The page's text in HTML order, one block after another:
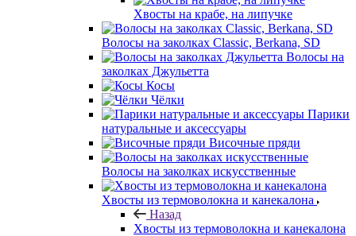
Хвосты на крабе, на липучке
Волосы на заколках Classic, Berkana, SD
Волосы на
заколках Джульетта
Косы
Чёлки
Парики
натуральные и аксессуары
Височные пряди
Волосы на заколках искусственные
Хвосты из термоволокна и канекалона
Назад
Хвосты из термоволокна и канекалона